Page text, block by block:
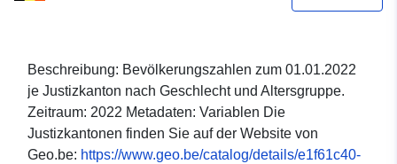
Beschreibung: Bevölkerungszahlen zum 01.01.2022
je Justizkanton nach Geschlecht und Altersgruppe.
Zeitraum: 2022 Metadaten: Variablen Die
Justizkantonen finden Sie auf der Website von
Geo.be: https://www.geo.be/catalog/details/e1f61c40-